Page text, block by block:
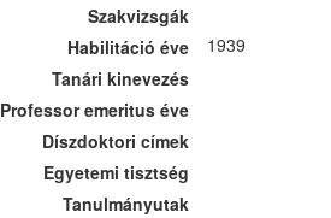
Szakvizsgák
Habilitáció éve
1939
Tanári kinevezés
Professor emeritus éve
Díszdoktori címek
Egyetemi tisztség
Tanulmányutak